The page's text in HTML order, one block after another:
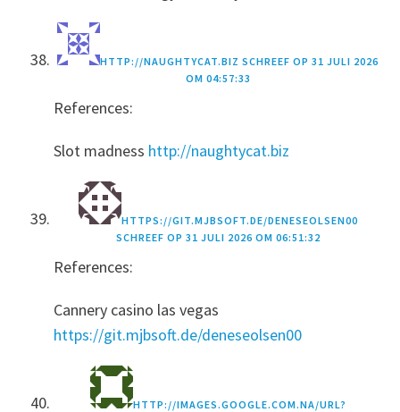
HTTP://NAUGHTYCAT.BIZ SCHREEF OP 31 JULI 2026
OM 04:57:33
References:
Slot madness http://naughtycat.biz
HTTPS://GIT.MJBSOFT.DE/DENESEOLSEN00
SCHREEF OP 31 JULI 2026 OM 06:51:32
References:
Cannery casino las vegas
https://git.mjbsoft.de/deneseolsen00
HTTP://IMAGES.GOOGLE.COM.NA/URL?